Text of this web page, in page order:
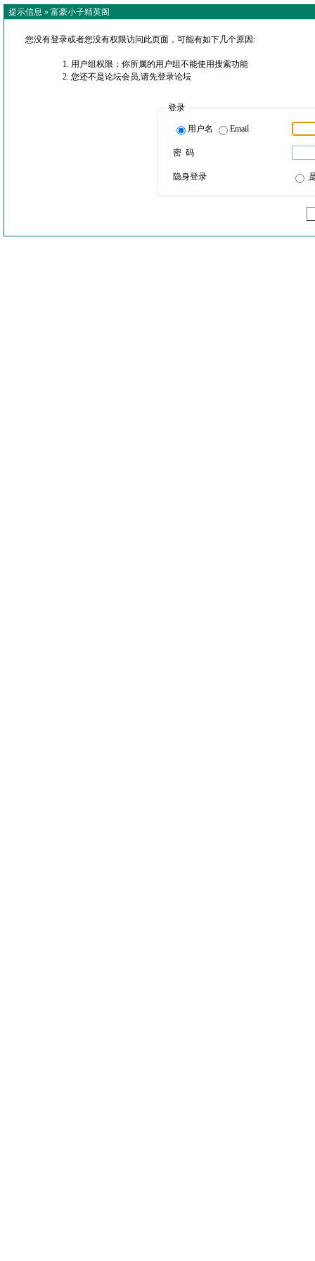
提示信息 » 富豪小子精英阁
您没有登录或者您没有权限访问此页面，可能有如下几个原因:
用户组权限：你所属的用户组不能使用搜索功能
您还不是论坛会员,请先登录论坛
登录
用户名 Email
密 码
隐身登录